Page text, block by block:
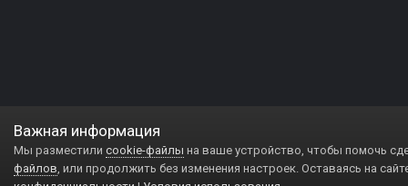
Важная информация
Мы разместили cookie-файлы на ваше устройство, чтобы помочь
файлов, или продолжить без изменения настроек. Оставаясь на